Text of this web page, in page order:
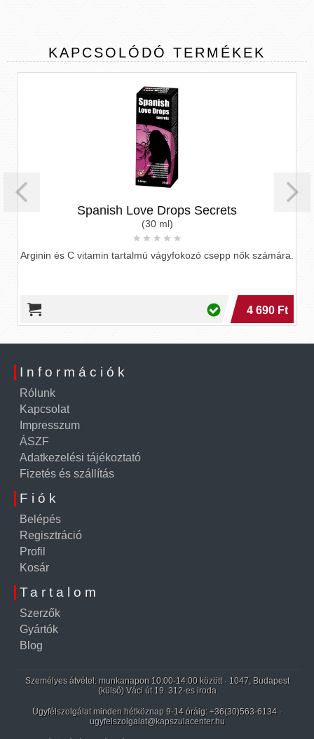
KAPCSOLÓDÓ TERMÉKEK
Spanish Love Drops Secrets
(30 ml)
Arginin és C vitamin tartalmú vágyfokozó csepp nők számára.
4 690 Ft
Információk
Rólunk
Kapcsolat
Impresszum
ÁSZF
Adatkezelési tájékoztató
Fizetés és szállítás
Fiók
Belépés
Regisztráció
Profil
Kosár
Tartalom
Szerzők
Gyártók
Blog
Személyes átvétel: munkanapon 10:00-14:00 között · 1047, Budapest
(külső) Váci út 19. 312-es iroda
Ügyfélszolgálat minden hétköznap 9-14 óráig: +36(30)563-6134 ·
ugyfelszolgalat@kapszulacenter.hu